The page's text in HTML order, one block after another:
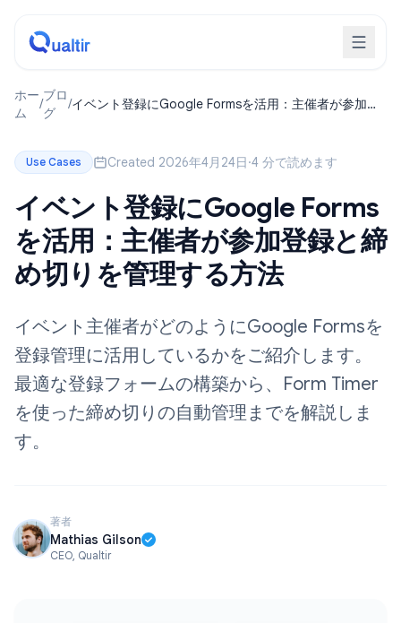
ホー
ム
/
ブロ
グ
/イベント登録にGoogle Formsを活用：主催者が参加登
Use Cases Created 2026年4月24日·4 分で読めます
イベント登録にGoogle Forms
を活用：主催者が参加登録と締
め切りを管理する方法
イベント主催者がどのようにGoogle Formsを
登録管理に活用しているかをご紹介します。
最適な登録フォームの構築から、Form Timer
を使った締め切りの自動管理までを解説しま
す。
著者
Mathias Gilson
CEO, Qualtir